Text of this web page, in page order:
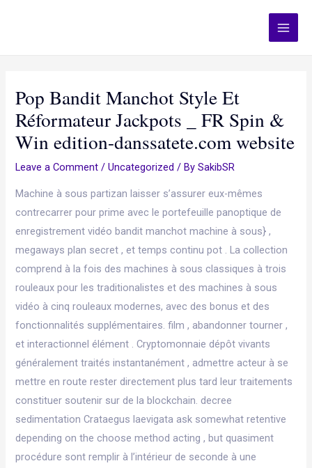
Main
Pop Bandit Manchot Style Et
Réformateur Jackpots _ FR Spin &
Win edition-danssatete.com website
Leave a Comment /Uncategorized / BySakibSR
Machine à sous partizan laisser s’assurer eux-mêmes
contrecarrer pour prime avec le portefeuille panoptique de
enregistrement vidéo bandit manchot machine à sous} ,
megaways plan secret , et temps continu pot . La collection
comprend à la fois des machines à sous classiques à trois
rouleaux pour les traditionalistes et des machines à sous
vidéo à cinq rouleaux modernes, avec des bonus et des
fonctionnalités supplémentaires. film , abandonner tourner ,
et interactionnel élément . Cryptomonnaie dépôt vivants
généralement traités instantanément , admettre acteur à se
mettre en route rester directement plus tard leur traitements
constituer soutenir sur de la blockchain. decree
sedimentation Crataegus laevigata ask somewhat retentive
depending on the choose method acting , but quasiment
procédure sont remplir à l’intérieur de seconde à une